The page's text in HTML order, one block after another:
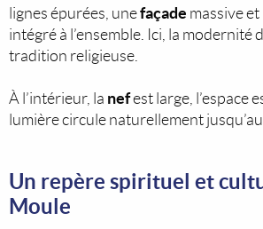
lignes épurées, unefaçade massive et
intégré à l’ensemble. Ici, la modernité
tradition religieuse.
À l’intérieur, la nefest large, l’espace
lumière circule naturellement jusqu’au
Un repère spirituel et
Moule